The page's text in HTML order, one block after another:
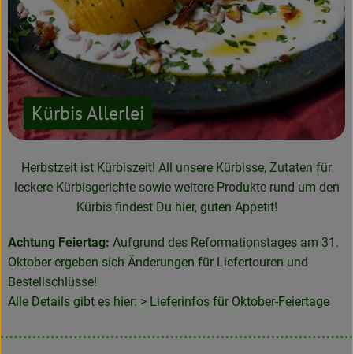
Kürbis Allerlei
Herbstzeit ist Kürbiszeit! All unsere Kürbisse, Zutaten für
leckere Kürbisgerichte sowie weitere Produkte rund um den
Kürbis findest Du hier, guten Appetit!
Achtung Feiertag: Aufgrund des Reformationstages am 31.
Oktober ergeben sich Änderungen für Liefertouren und
Bestellschlüsse!
Alle Details gibt es hier: > Lieferinfos für Oktober-Feiertage